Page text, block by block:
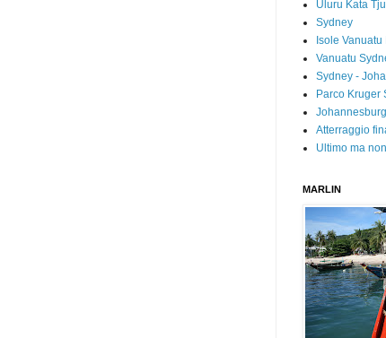
Uluru Kata
Sydney
Isole
Vanuatu
Sydney -
Parco Kruger
Atterraggio
Ultimo ma
MARLIN